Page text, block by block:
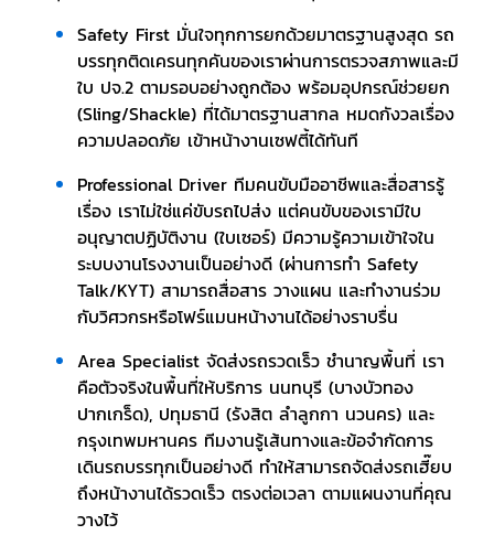
Safety First มั่นใจทุกการยกด้วยมาตรฐานสูงสุด รถ
บรรทุกติดเครนทุกคันของเราผ่านการตรวจสภาพและมี
ใบ ปจ.2 ตามรอบอย่างถูกต้อง พร้อมอุปกรณ์ช่วยยก
(Sling/Shackle) ที่ได้มาตรฐานสากล หมดกังวลเรื่อง
ความปลอดภัย เข้าหน้างานเซฟตี้ได้ทันที
Professional Driver ทีมคนขับมืออาชีพและสื่อสารรู้
เรื่อง เราไม่ใช่แค่ขับรถไปส่ง แต่คนขับของเรามีใบ
อนุญาตปฏิบัติงาน (ใบเซอร์) มีความรู้ความเข้าใจใน
ระบบงานโรงงานเป็นอย่างดี (ผ่านการทำ Safety
Talk/KYT) สามารถสื่อสาร วางแผน และทำงานร่วม
กับวิศวกรหรือโฟร์แมนหน้างานได้อย่างราบรื่น
Area Specialist จัดส่งรถรวดเร็ว ชำนาญพื้นที่ เรา
คือตัวจริงในพื้นที่ให้บริการ นนทบุรี (บางบัวทอง
ปากเกร็ด), ปทุมธานี (รังสิต ลำลูกกา นวนคร) และ
กรุงเทพมหานคร ทีมงานรู้เส้นทางและข้อจำกัดการ
เดินรถบรรทุกเป็นอย่างดี ทำให้สามารถจัดส่งรถเฮี๊ยบ
ถึงหน้างานได้รวดเร็ว ตรงต่อเวลา ตามแผนงานที่คุณ
วางไว้